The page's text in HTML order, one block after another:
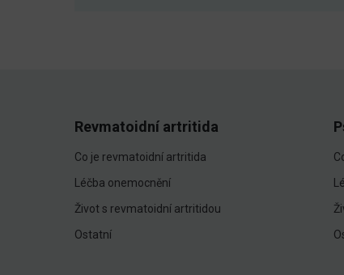
Revmatoidní artritida
Co je revmatoidní artritida
Léčba onemocnění
Život s revmatoidní artritidou
Ostatní